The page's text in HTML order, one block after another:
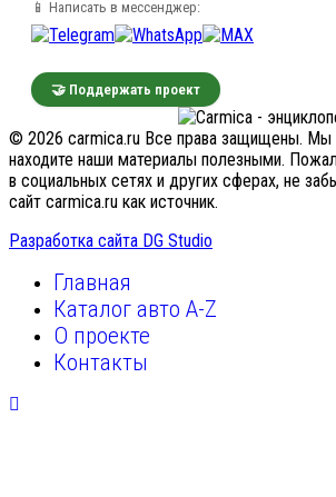
📱 Написать в мессенджер:
🤝 Поддержать проект
© 2026 carmica.ru Все права защищены. Мы
находите наши материалы полезными.
в социальных сетях и других сферах, не
сайт carmica.ru как источник.
Разработка сайта DG Studio
Главная
Каталог авто A-Z
О проекте
Контакты